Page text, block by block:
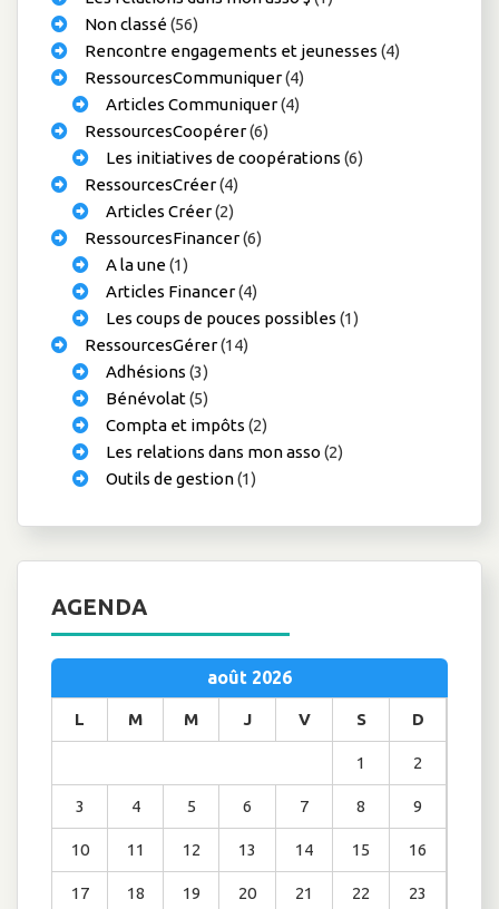
Non classé(56)
Rencontre engagements et jeunesses (4)
RessourcesCommuniquer(4)
Articles Communiquer(4)
RessourcesCoopérer(6)
Les initiatives de coopérations (6)
RessourcesCréer(4)
Articles Créer(2)
RessourcesFinancer(6)
A la une(1)
Articles Financer(4)
Les coups de pouces possibles (1)
RessourcesGérer(14)
Adhésions (3)
Bénévolat(5)
Compta et impôts (2)
Les relations dans mon asso (2)
Outils de gestion(1)
AGENDA
août 2026
L M M J V S D
1 2
3 4 5 6 7 8 9
10 11 12 13 14 15 16
17 18 19 20 21 22 23